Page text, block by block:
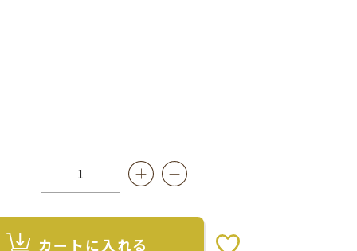
カートに入れるお気に入りボタン